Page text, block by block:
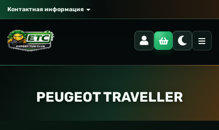
Контактная информация
PEUGEOT TRAVELLER